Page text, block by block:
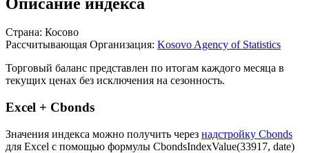
Страна: Косово
Рассчитывающая Организация: Kosovo Agency of Statistics
Торговый баланс представлен по итогам каждого месяца в
текущих ценах без исключения на сезонность.
Excel + Cbonds
Значения индекса можно получить через надстройку Cbonds
для Excel с помощью формулы CbondsIndexValue(33917, date)